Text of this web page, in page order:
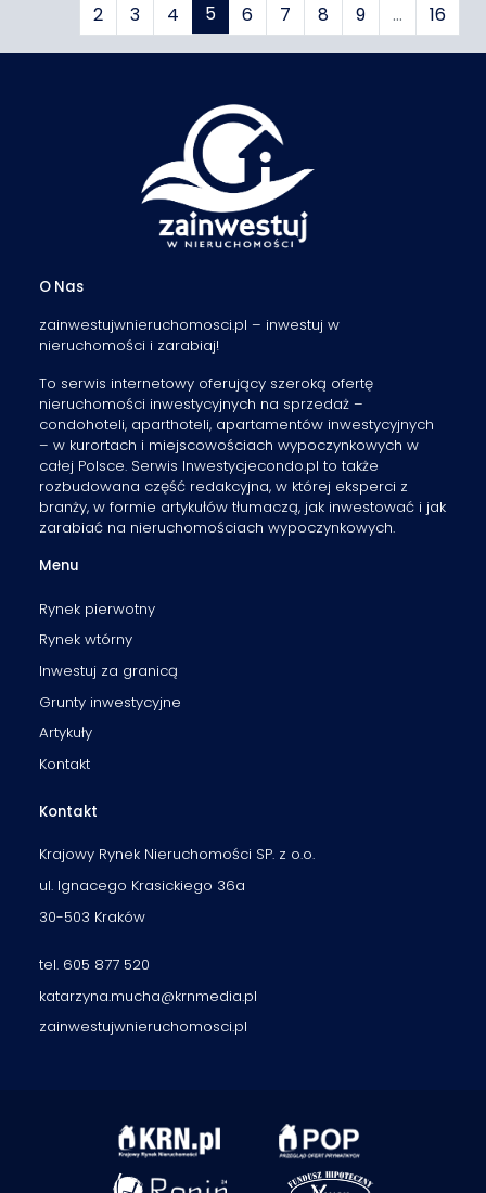
2 3 4 5 6 7 8 9 … 16
O Nas
zainwestujwnieruchomosci.pl – inwestuj w
nieruchomości i zarabiaj!
To serwis internetowy oferujący szeroką ofertę
nieruchomości inwestycyjnych na sprzedaż –
condohoteli, aparthoteli, apartamentów inwestycyjnych
– w kurortach i miejscowościach wypoczynkowych w
całej Polsce. Serwis Inwestycjecondo.pl to także
rozbudowana część redakcyjna, w której eksperci z
branży, w formie artykułów tłumaczą, jak inwestować i jak
zarabiać na nieruchomościach wypoczynkowych.
Menu
Rynek pierwotny
Rynek wtórny
Inwestuj za granicą
Grunty inwestycyjne
Artykuły
Kontakt
Kontakt
Krajowy Rynek Nieruchomości SP. z o.o.
ul. Ignacego Krasickiego 36a
30-503 Kraków
tel. 605 877 520
katarzyna.mucha@krnmedia.pl
zainwestujwnieruchomosci.pl